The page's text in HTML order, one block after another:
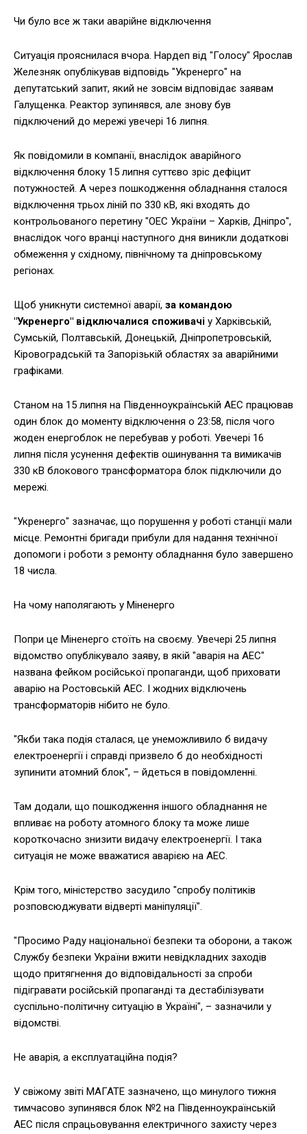
Чи було все ж таки аварійне відключення
Ситуація прояснилася вчора. Нардеп від "Голосу" Ярослав
Железняк опублікував відповідь "Укренерго" на
депутатський запит, який не зовсім відповідає заявам
Галущенка. Реактор зупинявся, але знову був
підключений до мережі увечері 16 липня.
Як повідомили в компанії, внаслідок аварійного
відключення блоку 15 липня суттєво зріс дефіцит
потужностей. А через пошкодження обладнання сталося
відключення трьох ліній по 330 кВ, які входять до
контрольованого перетину "ОЕС України – Харків, Дніпро",
внаслідок чого вранці наступного дня виникли додаткові
обмеження у східному, північному та дніпровському
регіонах.
Щоб уникнути системної аварії, за командою
"Укренерго" відключалися споживачі у Харківській,
Сумській, Полтавській, Донецькій, Дніпропетровській,
Кіровоградській та Запорізькій областях за аварійними
графіками.
Станом на 15 липня на Південноукраїнській АЕС працював
один блок до моменту відключення о 23:58, після чого
жоден енергоблок не перебував у роботі. Увечері 16
липня після усунення дефектів ошинування та вимикачів
330 кВ блокового трансформатора блок підключили до
мережі.
"Укренерго" зазначає, що порушення у роботі станції мали
місце. Ремонтні бригади прибули для надання технічної
допомоги і роботи з ремонту обладнання було завершено
18 числа.
На чому наполягають у Міненерго
Попри це Міненерго стоїть на своєму. Увечері 25 липня
відомство опублікувало заяву, в якій "аварія на АЕС"
названа фейком російської пропаганди, щоб приховати
аварію на Ростовській АЕС. І жодних відключень
трансформаторів нібито не було.
"Якби така подія сталася, це унеможливило б видачу
електроенергії і справді призвело б до необхідності
зупинити атомний блок", – йдеться в повідомленні.
Там додали, що пошкодження іншого обладнання не
впливає на роботу атомного блоку та може лише
короткочасно знизити видачу електроенергії. І така
ситуація не може вважатися аварією на АЕС.
Крім того, міністерство засудило "спробу політиків
розповсюджувати відверті маніпуляції".
"Просимо Раду національної безпеки та оборони, а також
Службу безпеки України вжити невідкладних заходів
щодо притягнення до відповідальності за спроби
підігравати російській пропаганді та дестабілізувати
суспільно-політичну ситуацію в Україні", – зазначили у
відомстві.
Не аварія, а експлуатаційна подія?
У свіжому звіті МАГАТЕ зазначено, що минулого тижня
тимчасово зупинявся блок №2 на Південноукраїнській
АЕС після спрацьовування електричного захисту через